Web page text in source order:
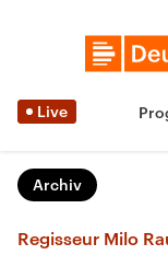
Live
Archiv
Regisseur Milo